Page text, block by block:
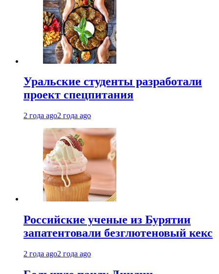
Уральские студенты разработали
проект спецпитания
2 года ago2 года ago
Российские ученые из Бурятии
запатентовали безглютеновый кекс
2 года ago2 года ago